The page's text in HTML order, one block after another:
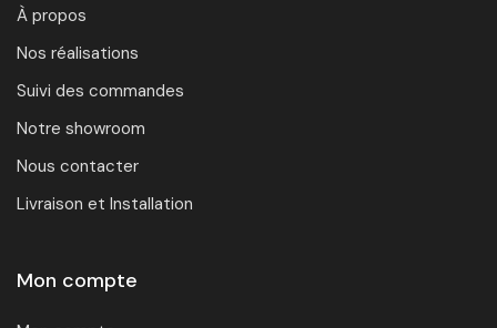
À propos
Nos réalisations
Suivi des commandes
Notre showroom
Nous contacter
Livraison et Installation
Mon compte